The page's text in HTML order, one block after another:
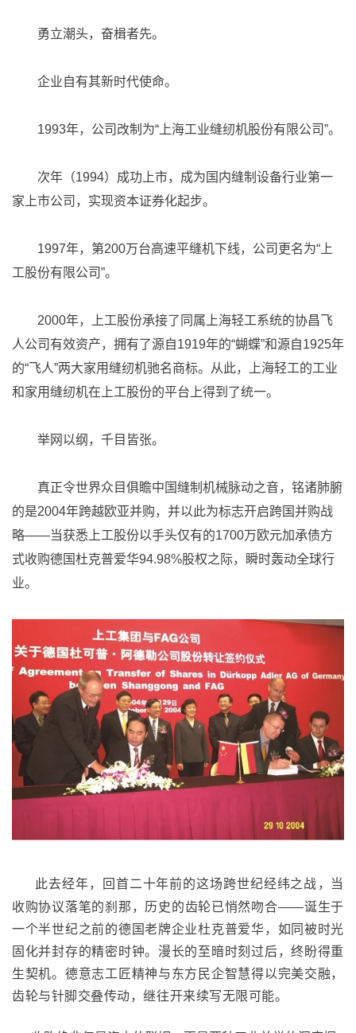
勇立潮头，奋楫者先。
企业自有其新时代使命。
1993年，公司改制为“上海工业缝纫机股份有限公司”。
次年（1994）成功上市，成为国内缝制设备行业第一
家上市公司，实现资本证券化起步。
1997年，第200万台高速平缝机下线，公司更名为“上
工股份有限公司”。
2000年，上工股份承接了同属上海轻工系统的协昌飞
人公司有效资产，拥有了源自1919年的“蝴蝶”和源自1925年
的“飞人”两大家用缝纫机驰名商标。从此，上海轻工的工业
和家用缝纫机在上工股份的平台上得到了统一。
举网以纲，千目皆张。
真正令世界众目俱瞻中国缝制机械脉动之音，铭诸肺腑
的是2004年跨越欧亚并购，并以此为标志开启跨国并购战
略——当获悉上工股份以手头仅有的1700万欧元加承债方
式收购德国杜克普爱华94.98%股权之际，瞬时轰动全球行
业。
此去经年，回首二十年前的这场跨世纪经纬之战‌，当
收购协议落笔的刹那，历史的齿轮已悄然吻合——诞生于
一个半世纪之前的德国老牌企业杜克普爱华，如同被时光
固化并封存的精密时钟。漫长的至暗时刻过后，终盼得重
生契机。德意志工匠精神与东方民企智慧得以完美交融，
齿轮与针脚交叠传动，继往开来续写无限可能。